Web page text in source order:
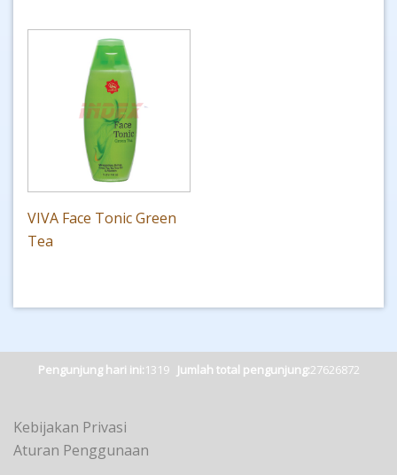
VIVA Face Tonic Green
Tea
Pengunjung hari ini:1319 Jumlah total pengunjung:27626872
Kebijakan Privasi
Aturan Penggunaan